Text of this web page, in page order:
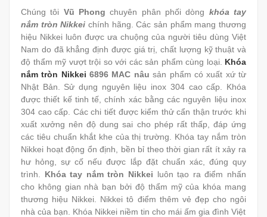
Chúng tôi Vũ Phong chuyên phân phối dòng khóa tay
nắm tròn Nikkei chính hãng. Các sản phẩm mang thương
hiệu Nikkei luôn được ưa chuộng của người tiêu dùng Việt
Nam do đã khẳng định được giá trị, chất lượng kỹ thuật và
độ thẩm mỹ vượt trội so với các sản phẩm cùng loại. Khóa
nắm tròn Nikkei 6896 MAC nâusản phẩm có xuất xứ từ
Nhật Bản. Sử dụng nguyên liệu inox 304 cao cấp. Khóa
được thiết kế tinh tế, chính xác bằng các nguyên liệu inox
304 cao cấp. Các chi tiết được kiểm thử cẩn thận trước khi
xuất xưởng nên độ dung sai cho phép rất thấp, đáp ứng
các tiêu chuẩn khắt khe của thị trường. Khóa tay nắm tròn
Nikkei hoạt động ổn định, bền bỉ theo thời gian rất ít xảy ra
hư hỏng, sự cố nếu được lắp đặt chuẩn xác, đúng quy
trình. Khóa tay nắm tròn Nikkei luôn tạo ra điểm nhấn
cho không gian nhà bạn bởi độ thẩm mỹ của khóa mang
thương hiệu Nikkei. Nikkei tô điểm thêm vẻ đẹp cho ngôi
nhà của bạn. Khóa Nikkei niềm tin cho mái ấm gia đình Việt